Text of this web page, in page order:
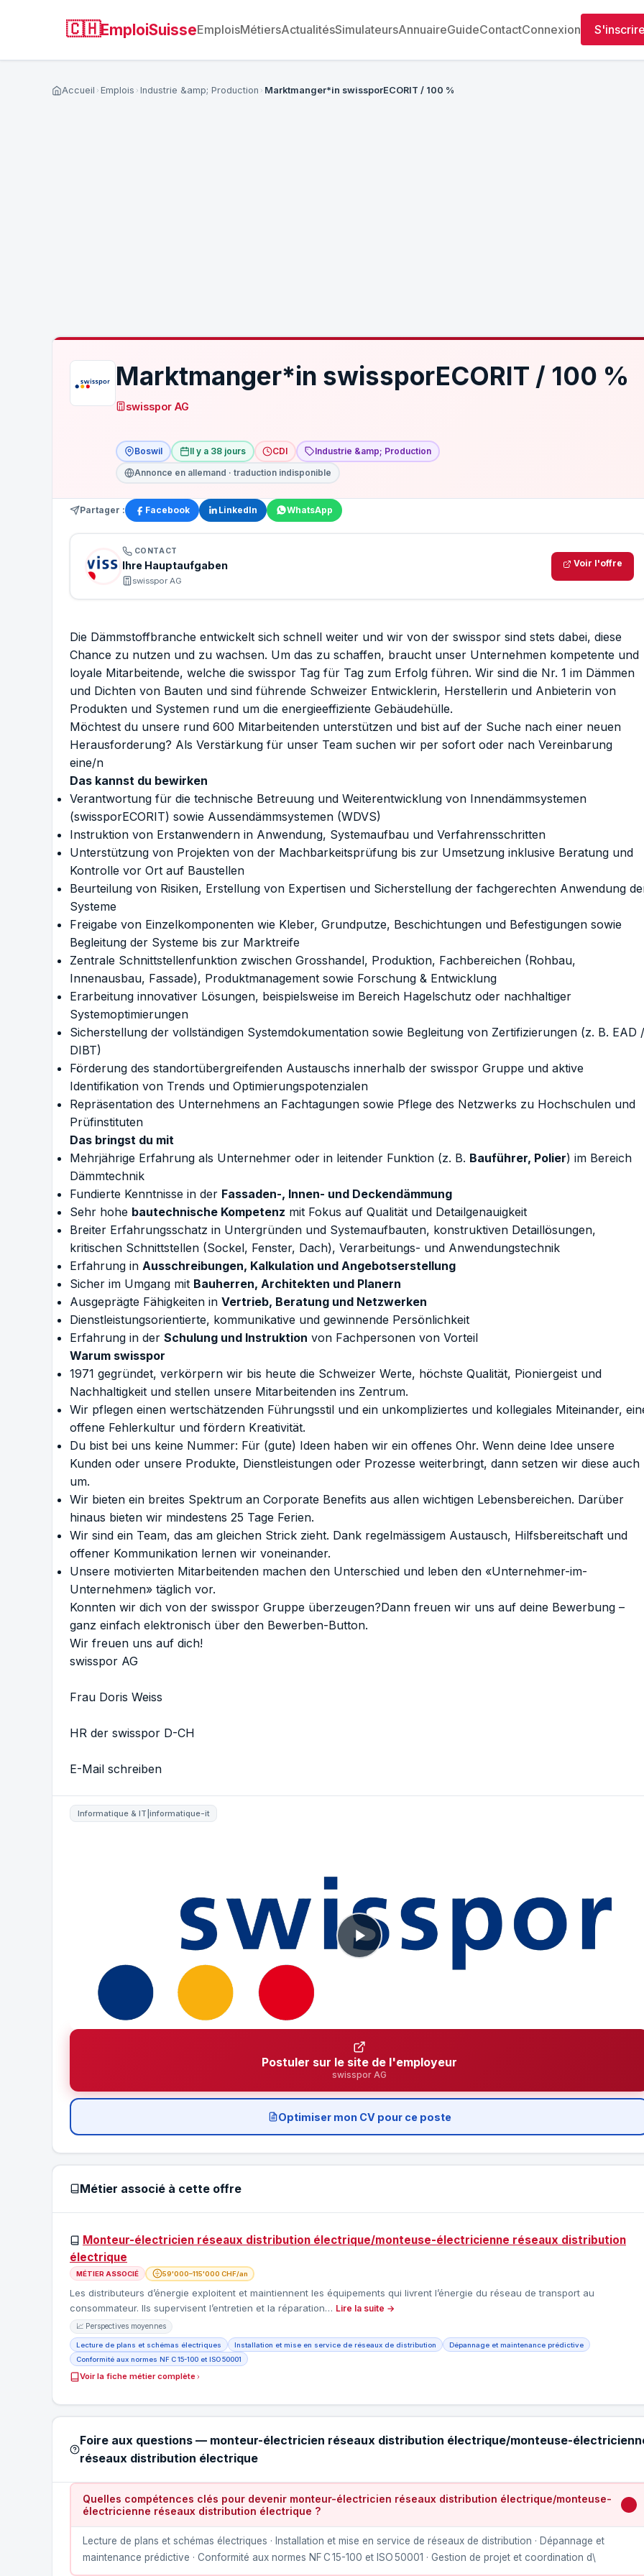
🇨🇭EmploiSuisseEmploisMétiersActualitésSimulateursAnnuaireGuideContactConnexion
Accueil Emplois Industrie &amp; Production Marktmanger*in swissporECORIT / 100 %
Marktmanger*in swissporECORIT / 100 %
swisspor AG
Boswil Il y a 38 jours CDI
Industrie &amp; Production
Annonce en allemand · traduction indisponible
Partager : Facebook LinkedIn WhatsApp
CONTACT
Ihre Hauptaufgaben
swisspor AG
Voir l'offre
Die Dämmstoffbranche entwickelt sich schnell weiter und wir von der swisspor sind stets dabei, diese
Chance zu nutzen und zu wachsen. Um das zu schaffen, braucht unser Unternehmen kompetente und
loyale Mitarbeitende, welche die swisspor Tag für Tag zum Erfolg führen. Wir sind die Nr. 1 im Dämmen
und Dichten von Bauten und sind führende Schweizer Entwicklerin, Herstellerin und Anbieterin von
Produkten und Systemen rund um die energieeffiziente Gebäudehülle.
Möchtest du unsere rund 600 Mitarbeitenden unterstützen und bist auf der Suche nach einer neuen
Herausforderung? Als Verstärkung für unser Team suchen wir per sofort oder nach Vereinbarung
eine/n
Das kannst du bewirken
Verantwortung für die technische Betreuung und Weiterentwicklung von Innendämmsystemen
(swissporECORIT) sowie Aussendämmsystemen (WDVS)
Instruktion von Erstanwendern in Anwendung, Systemaufbau und Verfahrensschritten
Unterstützung von Projekten von der Machbarkeitsprüfung bis zur Umsetzung inklusive Beratung und
Kontrolle vor Ort auf Baustellen
Beurteilung von Risiken, Erstellung von Expertisen und Sicherstellung der fachgerechten Anwendung
Systeme
Freigabe von Einzelkomponenten wie Kleber, Grundputze, Beschichtungen und Befestigungen sowie
Begleitung der Systeme bis zur Marktreife
Zentrale Schnittstellenfunktion zwischen Grosshandel, Produktion, Fachbereichen (Rohbau,
Innenausbau, Fassade), Produktmanagement sowie Forschung & Entwicklung
Erarbeitung innovativer Lösungen, beispielsweise im Bereich Hagelschutz oder nachhaltiger
Systemoptimierungen
Sicherstellung der vollständigen Systemdokumentation sowie Begleitung von Zertifizierungen (z. B. EAD /
DIBT)
Förderung des standortübergreifenden Austauschs innerhalb der swisspor Gruppe und aktive
Identifikation von Trends und Optimierungspotenzialen
Repräsentation des Unternehmens an Fachtagungen sowie Pflege des Netzwerks zu Hochschulen und
Prüfinstituten
Das bringst du mit
Mehrjährige Erfahrung als Unternehmer oder in leitender Funktion (z. B. Bauführer, Polier) im Bereich
Dämmtechnik
Fundierte Kenntnisse in der Fassaden-, Innen- und Deckendämmung
Sehr hohe bautechnische Kompetenz mit Fokus auf Qualität und Detailgenauigkeit
Breiter Erfahrungsschatz in Untergründen und Systemaufbauten, konstruktiven Detaillösungen,
kritischen Schnittstellen (Sockel, Fenster, Dach), Verarbeitungs- und Anwendungstechnik
Erfahrung in Ausschreibungen, Kalkulation und Angebotserstellung
Sicher im Umgang mit Bauherren, Architekten und Planern
Ausgeprägte Fähigkeiten in Vertrieb, Beratung und Netzwerken
Dienstleistungsorientierte, kommunikative und gewinnende Persönlichkeit
Erfahrung in der Schulung und Instruktion von Fachpersonen von Vorteil
Warum swisspor
1971 gegründet, verkörpern wir bis heute die Schweizer Werte, höchste Qualität, Pioniergeist und
Nachhaltigkeit und stellen unsere Mitarbeitenden ins Zentrum.
Wir pflegen einen wertschätzenden Führungsstil und ein unkompliziertes und kollegiales Miteinander,
offene Fehlerkultur und fördern Kreativität.
Du bist bei uns keine Nummer: Für (gute) Ideen haben wir ein offenes Ohr. Wenn deine Idee unsere
Kunden oder unsere Produkte, Dienstleistungen oder Prozesse weiterbringt, dann setzen wir diese auch
um.
Wir bieten ein breites Spektrum an Corporate Benefits aus allen wichtigen Lebensbereichen. Darüber
hinaus bieten wir mindestens 25 Tage Ferien.
Wir sind ein Team, das am gleichen Strick zieht. Dank regelmässigem Austausch, Hilfsbereitschaft und
offener Kommunikation lernen wir voneinander.
Unsere motivierten Mitarbeitenden machen den Unterschied und leben den «Unternehmer-im-
Unternehmen» täglich vor.
Konnten wir dich von der swisspor Gruppe überzeugen?Dann freuen wir uns auf deine Bewerbung –
ganz einfach elektronisch über den Bewerben-Button.
Wir freuen uns auf dich!
swisspor AG
Frau Doris Weiss
HR der swisspor D-CH
E-Mail schreiben
Informatique & IT|informatique-it
Postuler sur le site de l'employeur
swisspor AG
Optimiser mon CV pour ce poste
Métier associé à cette offre
Monteur-électricien réseaux distribution électrique/monteuse-électricienne réseaux distribution
électrique
MÉTIER ASSOCIÉ 59'000–115'000 CHF/an
Les distributeurs d’énergie exploitent et maintiennent les équipements qui livrent l’énergie du réseau de transport au
consommateur. Ils supervisent l’entretien et la réparation… Lire la suite →
📈 Perspectives moyennes
Lecture de plans et schémas électriques Installation et mise en service de réseaux de distribution
Dépannage et maintenance prédictive
Conformité aux normes NF C 15-100 et ISO 50001
Voir la fiche métier complète
Foire aux questions — monteur-électricien réseaux distribution électrique/monteuse-
réseaux distribution électrique
Quelles compétences clés pour devenir monteur-électricien réseaux distribution électrique/monteuse-
électricienne réseaux distribution électrique ?
Lecture de plans et schémas électriques · Installation et mise en service de réseaux de distribution · Dépannage et
maintenance prédictive · Conformité aux normes NF C 15-100 et ISO 50001 · Gestion de projet et coordination d\